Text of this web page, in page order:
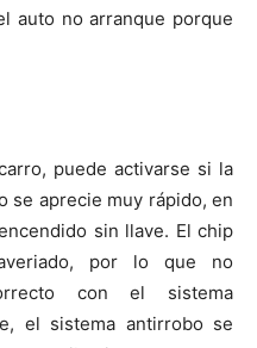
auto no arranque porque
puede activarse si la
se aprecie muy rápido, en
sin llave. El chip
por lo que no
con el sistema
el sistema antirrobo se